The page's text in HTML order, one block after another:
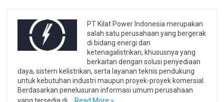
PT Kilat Power Indonesia merupakan
salah satu perusahaan yang bergerak
di bidang energi dan
ketenagalistrikan, khususnya yang
berkaitan dengan solusi penyediaan
daya, sistem kelistrikan, serta layanan teknis pendukung
untuk kebutuhan industri maupun proyek-proyek komersial.
Berdasarkan penelusuran informasi umum perusahaan